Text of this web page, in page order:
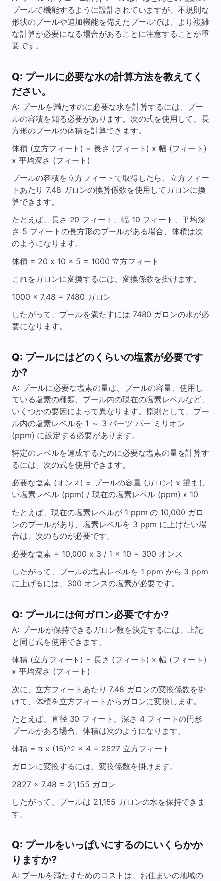
プールで機能するように設計されていますが、不規則な
形状のプールや追加機能を備えたプールでは、より複雑
な計算が必要になる場合があることに注意することが重
要です。
Q: プールに必要な水の計算方法を教えてく
ださい。
A: プールを満たすのに必要な水を計算するには、プー
ルの容積を知る必要があります。次の式を使用して、長
方形のプールの体積を計算できます。
体積 (立方フィート) = 長さ (フィート) x 幅 (フィート)
x 平均深さ (フィート)
プールの容積を立方フィートで取得したら、立方フィー
トあたり 7.48 ガロンの換算係数を使用してガロンに換
算できます。
たとえば、長さ 20 フィート、幅 10 フィート、平均深
さ 5 フィートの長方形のプールがある場合、体積は次
のようになります。
体積 = 20 x 10 x 5 = 1000 立方フィート
これをガロンに変換するには、変換係数を掛けます。
1000 x 7.48 = 7480 ガロン
したがって、プールを満たすには 7480 ガロンの水が必
要になります。
Q: プールにはどのくらいの塩素が必要です
か?
A: プールに必要な塩素の量は、プールの容量、使用し
ている塩素の種類、プール内の現在の塩素レベルなど、
いくつかの要因によって異なります。原則として、プー
ル内の塩素レベルを 1 ～ 3 パーツ パー ミリオン
(ppm) に設定する必要があります。
特定のレベルを達成するために必要な塩素の量を計算す
るには、次の式を使用できます。
必要な塩素 (オンス) = プールの容量 (ガロン) x 望まし
い塩素レベル (ppm) / 現在の塩素レベル (ppm) x 10
たとえば、現在の塩素レベルが 1 ppm の 10,000 ガロ
ンのプールがあり、塩素レベルを 3 ppm に上げたい場
合は、次のものが必要です。
必要な塩素 = 10,000 x 3 / 1 x 10 = 300 オンス
したがって、プールの塩素レベルを 1 ppm から 3 ppm
に上げるには、300 オンスの塩素が必要です。
Q: プールには何ガロン必要ですか?
A: プールが保持できるガロン数を決定するには、上記
と同じ式を使用できます。
体積 (立方フィート) = 長さ (フィート) x 幅 (フィート)
x 平均深さ (フィート)
次に、立方フィートあたり 7.48 ガロンの変換係数を掛
けて、体積を立方フィートからガロンに変換します。
たとえば、直径 30 フィート、深さ 4 フィートの円形
プールがある場合、体積は次のようになります。
体積 = π x (15)^2 x 4 = 2827 立方フィート
ガロンに変換するには、変換係数を掛けます。
2827 x 7.48 = 21,155 ガロン
したがって、プールは 21,155 ガロンの水を保持できま
す。
Q: プールをいっぱいにするのにいくらかか
りますか?
A: プールを満たすためのコストは、お住まいの地域の